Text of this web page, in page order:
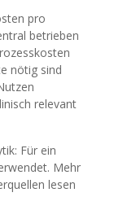
pro
betrieben
nötig sind
relevant
Für ein
Mehr
lesen